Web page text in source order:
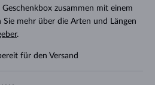
zusammen mit einem
mehr über die Arten und Längen
.
für den Versand